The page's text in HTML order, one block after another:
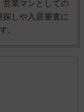
営業マンとしての
しや入居審査に
。